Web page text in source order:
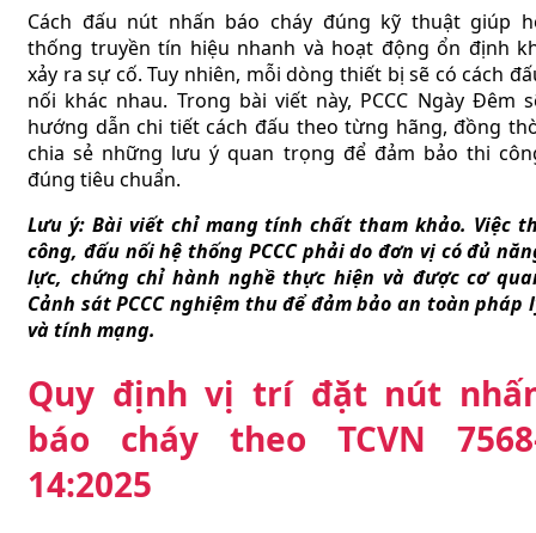
Cách đấu nút nhấn báo cháy đúng kỹ thuật giúp
thống truyền tín hiệu nhanh và hoạt động ổn định
xảy ra sự cố. Tuy nhiên, mỗi dòng thiết bị sẽ có cách
nối khác nhau. Trong bài viết này, PCCC Ngày Đêm
hướng dẫn chi tiết cách đấu theo từng hãng, đồng
chia sẻ những lưu ý quan trọng để đảm bảo thi
đúng tiêu chuẩn.
Lưu ý: Bài viết chỉ mang tính chất tham khảo. Việc
công, đấu nối hệ thống PCCC phải do đơn vị có đủ
lực, chứng chỉ hành nghề thực hiện và được cơ
Cảnh sát PCCC nghiệm thu để đảm bảo an toàn pháp
và tính mạng.
Quy định vị trí đặt nút
báo cháy theo TCVN
14:2025